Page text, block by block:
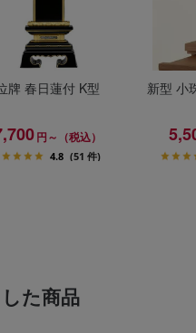
牌 春日蓮付 K型
円～（税込）
4.8 (51 件)
新型 小
た商品